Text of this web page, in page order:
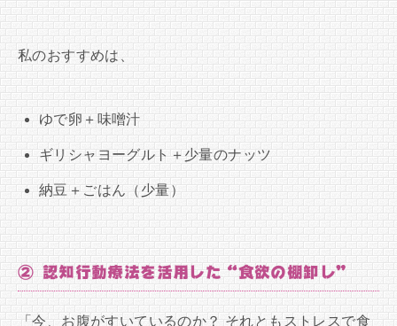
私のおすすめは、
ゆで卵＋味噌汁
ギリシャヨーグルト＋少量のナッツ
納豆＋ごはん（少量）
② 認知行動療法を活用した“食欲の棚卸し”
「今、お腹がすいているのか？ それともストレスで食